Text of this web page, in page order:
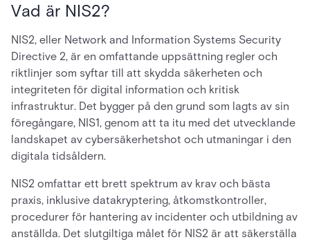
Vad är NIS2?
NIS2, eller Network and Information Systems Security
Directive 2, är en omfattande uppsättning regler och
riktlinjer som syftar till att skydda säkerheten och
integriteten för digital information och kritisk
infrastruktur. Det bygger på den grund som lagts av sin
föregångare, NIS1, genom att ta itu med det utvecklande
landskapet av cybersäkerhetshot och utmaningar i den
digitala tidsåldern.
NIS2 omfattar ett brett spektrum av krav och bästa
praxis, inklusive datakryptering, åtkomstkontroller,
procedurer för hantering av incidenter och utbildning av
anställda. Det slutgiltiga målet för NIS2 är att säkerställa